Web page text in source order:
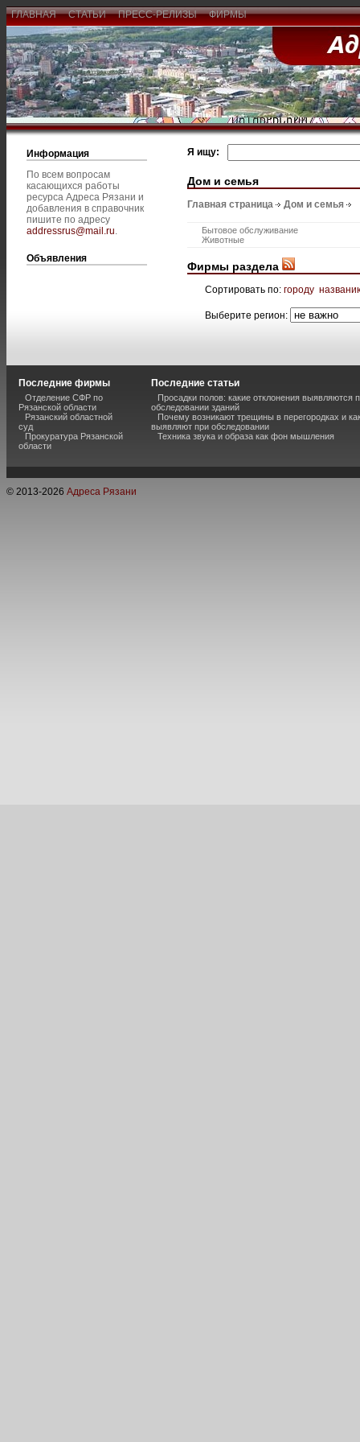
ГЛАВНАЯ СТАТЬИ ПРЕСС-РЕЛИЗЫ ФИРМЫ
Информация
По всем вопросам
касающихся работы
ресурса Адреса Рязани и
добавления в справочник
пишите по адресу
addressrus@mail.ru.
Объявления
Я ищу:
Дом и семья
Главная страница Дом и семья
Бытовое обслуживание
Животные
Фирмы раздела
Сортировать по: городу
Выберите регион:
Последние фирмы
Отделение СФР по
Рязанской области
Рязанский областной
суд
Прокуратура Рязанской
области
Последние статьи
Просадки полов: какие отклонения выявляются
обследовании зданий
Почему возникают трещины в перегородках и
выявляют при обследовании
Техника звука и образа как фон мышления
© 2013-2026 Адреса Рязани